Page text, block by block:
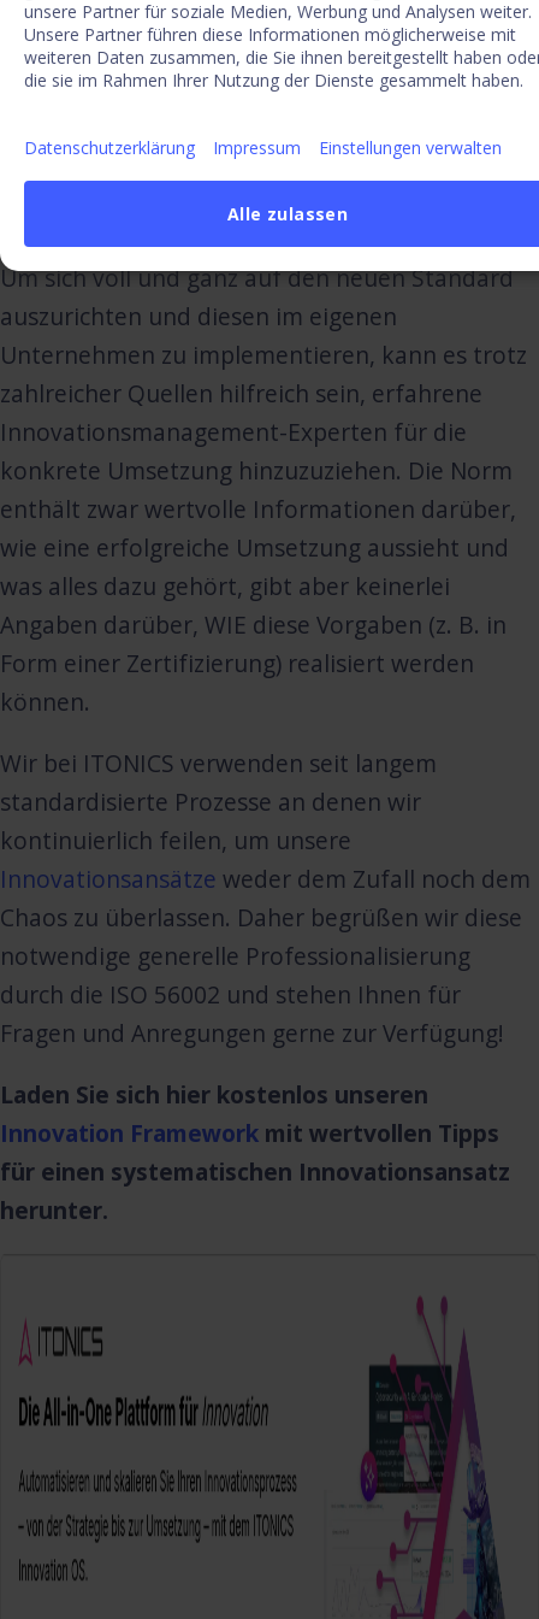
unsere Partner für soziale Medien, Werbung und Analysen weiter.
Unsere Partner führen diese Informationen möglicherweise mit
weiteren Daten zusammen, die Sie ihnen bereitgestellt haben
die sie im Rahmen Ihrer Nutzung der Dienste gesammelt haben.
Datenschutzerklärung Impressum Einstellungen verwalten
Alle zulassen
ISO 56006: Innovationsmanagement -
Strategisches Nachrichtenmanagement -
ISO 56007: Innovationsmanagement -
Um sich voll und ganz auf den neuen Standard
auszurichten und diesen im eigenen
Unternehmen zu implementieren, kann es trotz
zahlreicher Quellen hilfreich sein, erfahrene
Innovationsmanagement-Experten für die
konkrete Umsetzung hinzuzuziehen. Die Norm
enthält zwar wertvolle Informationen darüber,
wie eine erfolgreiche Umsetzung aussieht und
was alles dazu gehört, gibt aber keinerlei
Angaben darüber, WIE diese Vorgaben (z. B. in
Form einer Zertifizierung) realisiert werden
können.
Wir bei ITONICS verwenden seit langem
standardisierte Prozesse an denen wir
kontinuierlich feilen, um unsere
Innovationsansätze weder dem Zufall noch dem
Chaos zu überlassen. Daher begrüßen wir diese
notwendige generelle Professionalisierung
durch die ISO 56002 und stehen Ihnen für
Fragen und Anregungen gerne zur Verfügung!
Laden Sie sich hier kostenlos unseren
Innovation Framework mit wertvollen Tipps
für einen systematischen Innovationsansatz
herunter.